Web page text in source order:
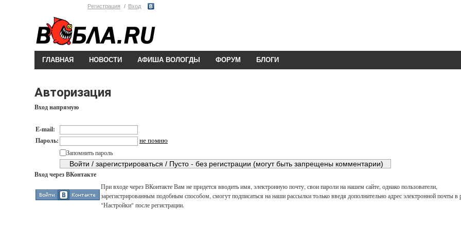
Регистрация Вход
ГЛАВНАЯ НОВОСТИ АФИША ВОЛОГДЫ ФОРУМ БЛОГИ
Авторизация
Вход напрямую
E-mail:
Пароль:
не помню
Запомнить пароль
Вход через ВКонтакте
При входе через ВКонтакте Вам не придется вводить имя, электронную почту, свои пароли на нашем сайте, однако пользователи,
зарегистрированным подобным способом, смогут подписаться на наши рассылки только введя дополнительно адрес электронной почты в
"Настройки" после регистрации.